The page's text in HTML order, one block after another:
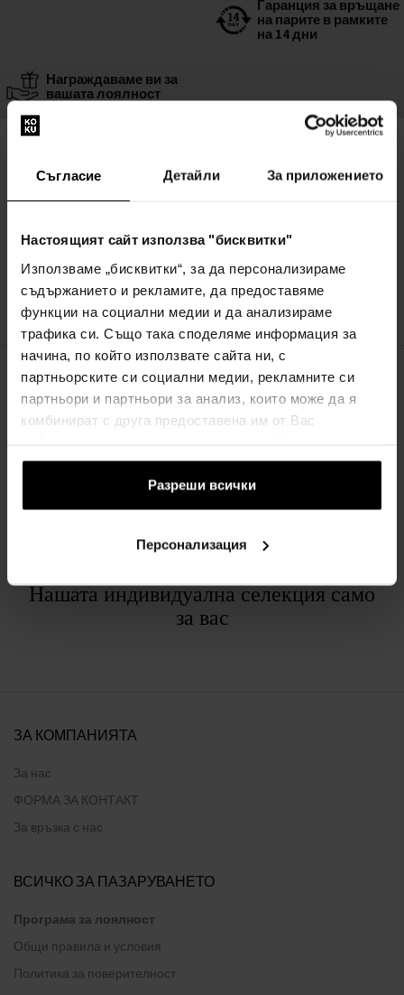
Съгласие Детайли За приложението
Настоящият сайт използва "бисквитки"
Използваме „бисквитки“, за да персонализираме
съдържанието и рекламите, да предоставяме
функции на социални медии и да анализираме
трафика си. Също така споделяме информация за
начина, по който използвате сайта ни, с
партньорските си социални медии, рекламните си
партньори и партньори за анализ, които може да я
комбинират с друга предоставена им от Вас
ползването от Ваша страна на услугите им.
Разреши всички
Персонализация
Гаранция за връщане
на парите в рамките
на 14 дни
Награждаваме ви за
вашата лоялност
Etat Libre d'Orange Eau De Protection
От50мл до100мл - Парфюмна вода - Унисекс
В наличност
от53,00€ (103,66лв) до69,00€
СПИСЪК
Нашата индивидуална селекция само
за вас
ЗА КОМПАНИЯТА
За нас
ФОРМА ЗА КОНТАКТ
За връзка с нас
ВСИЧКО ЗА ПАЗАРУВАНЕТО
Програма за лоялност
Общи правила и условия
Политика за поверителност